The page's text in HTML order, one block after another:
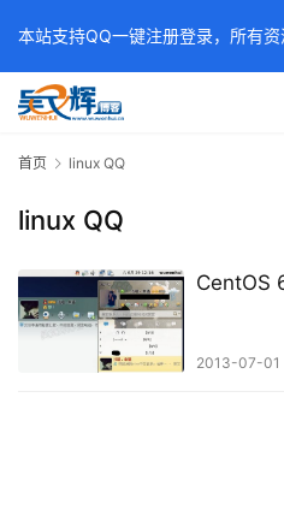
首页 linux QQ
linux QQ
CentOS
2013-07-01
本站支持QQ一键注册登录，所有